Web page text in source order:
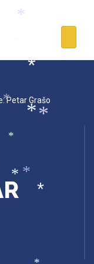
Petar Grašo
*
*
* *
*
*
*
*
*